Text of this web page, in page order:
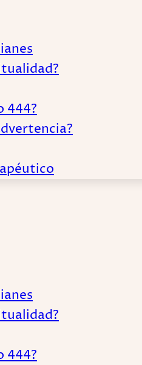
444?
444?